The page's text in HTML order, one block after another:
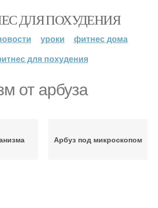
ДЛЯ ПОХУДЕНИЯ
уроки
фитнес дома
для похудения
от арбуза
Арбуз под микроскопом